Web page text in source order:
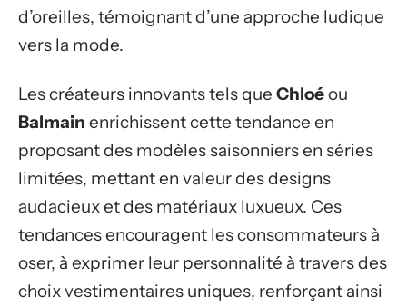
d’oreilles, témoignant d’une approche ludique
vers la mode.
Les créateurs innovants tels que Chloéou
Balmain enrichissent cette tendance en
proposant des modèles saisonniers en séries
limitées, mettant en valeur des designs
audacieux et des matériaux luxueux. Ces
tendances encouragent les consommateurs à
oser, à exprimer leur personnalité à travers des
choix vestimentaires uniques, renforçant ainsi